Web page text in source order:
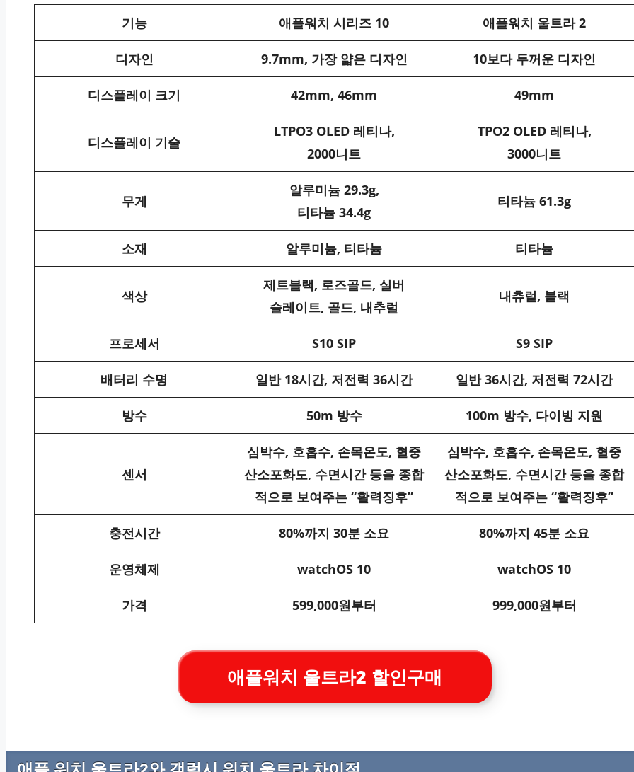
기능 애플워치 시리즈 10 애플워치 울트라 2
디자인 9.7mm, 가장 얇은 디자인 10보다 두꺼운 디자인
디스플레이 크기 42mm, 46mm 49mm
디스플레이 기술
LTPO3 OLED 레티나,
2000니트
TPO2 OLED 레티나,
3000니트
무게
알루미늄 29.3g,
티타늄 34.4g
티타늄 61.3g
소재 알루미늄, 티타늄 티타늄
색상
제트블랙, 로즈골드, 실버
슬레이트, 골드, 내추럴
내츄럴, 블랙
프로세서 S10 SIP S9 SIP
배터리 수명 일반 18시간, 저전력 36시간 일반 36시간, 저전력 72시간
방수 50m 방수 100m 방수, 다이빙 지원
센서
심박수, 호흡수, 손목온도, 혈중
산소포화도, 수면시간 등을 종합
적으로 보여주는 “활력징후”
심박수, 호흡수, 손목온도, 혈중
산소포화도, 수면시간 등을 종합
적으로 보여주는 “활력징후”
충전시간 80%까지 30분 소요 80%까지 45분 소요
운영체제 watchOS 10 watchOS 10
가격 599,000원부터 999,000원부터
애플워치 울트라2 할인구매